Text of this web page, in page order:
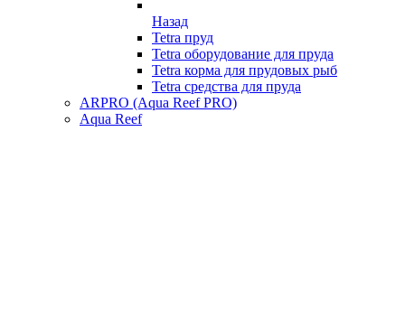
Назад
Tetra пруд
Tetra оборудование для пруда
Tetra корма для прудовых рыб
Tetra средства для пруда
ARPRO (Aqua Reef PRO)
Aqua Reef